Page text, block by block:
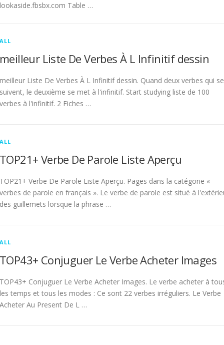
lookaside.fbsbx.com Table …
ALL
meilleur Liste De Verbes À L Infinitif dessin
meilleur Liste De Verbes À L Infinitif dessin. Quand deux verbes qui se
suivent, le deuxième se met à l'infinitif. Start studying liste de 100
verbes à l'infinitif. 2 Fiches …
ALL
TOP21+ Verbe De Parole Liste Aperçu
TOP21+ Verbe De Parole Liste Aperçu. Pages dans la catégorie «
verbes de parole en français ». Le verbe de parole est situé à
des guillemets lorsque la phrase …
ALL
TOP43+ Conjuguer Le Verbe Acheter Images
TOP43+ Conjuguer Le Verbe Acheter Images. Le verbe acheter à
les temps et tous les modes : Ce sont 22 verbes irréguliers. Le Verbe
Acheter Au Present De L …